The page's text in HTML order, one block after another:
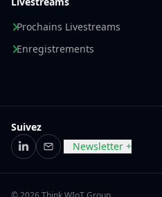
Prochains Livestreams
Enregistrements
Suivez
LinkedIn
E-mailNewsletter +